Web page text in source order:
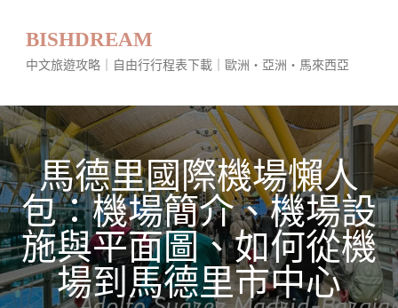
BISHDREAM
中文旅遊攻略｜自由行行程表下載｜歐洲・亞洲・馬來西亞
馬德里國際機場懶人
包：機場簡介、機場設
施與平面圖、如何從機
場到馬德里市中心